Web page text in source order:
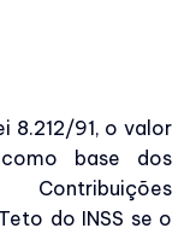
8.212/91, o valor
base dos
Contribuições
do INSS se o